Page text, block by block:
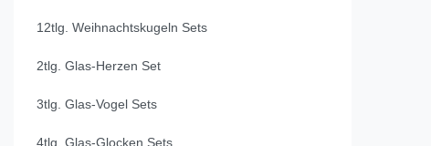
12tlg. Weihnachtskugeln Sets
2tlg. Glas-Herzen Set
3tlg. Glas-Vogel Sets
4tlg. Glas-Glocken Sets